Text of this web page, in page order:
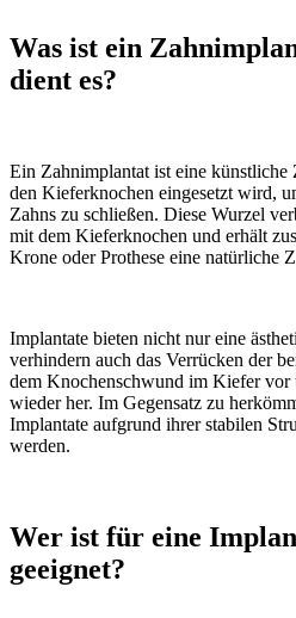
Was ist ein
dient es?
Ein Zahnimplantat ist eine künstliche
den Kieferknochen eingesetzt wird,
Zahns zu schließen. Diese Wurzel
mit dem Kieferknochen und erhält
Krone oder Prothese eine natürliche
Implantate bieten nicht nur eine
verhindern auch das Verrücken der
dem Knochenschwund im Kiefer
wieder her. Im Gegensatz zu
Implantate aufgrund ihrer stabilen
werden.
Wer ist für eine
geeignet?